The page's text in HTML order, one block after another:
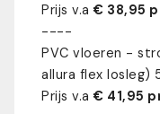
Prijs v.a€ 38,95
----
PVC vloeren -
allura flex losleg)
Prijs v.a€ 41,95